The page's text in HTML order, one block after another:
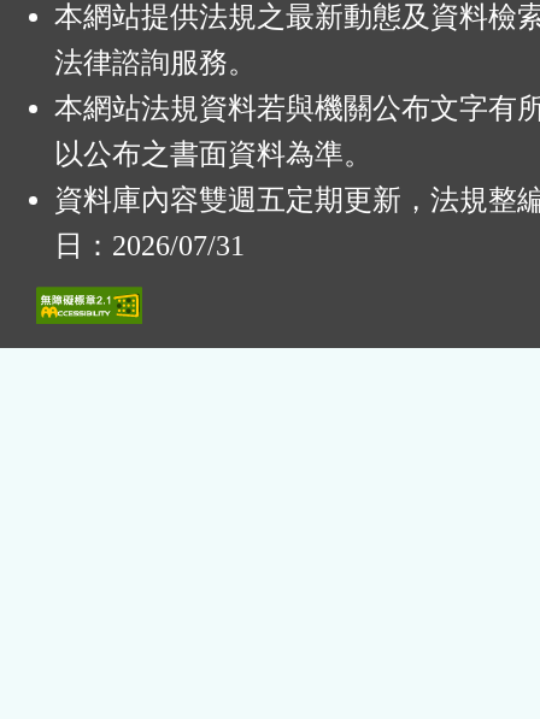
本網站提供法規之最新動態及資料檢
法律諮詢服務。
本網站法規資料若與機關公布文字有
以公布之書面資料為準。
資料庫內容雙週五定期更新，法規整
日：2026/07/31